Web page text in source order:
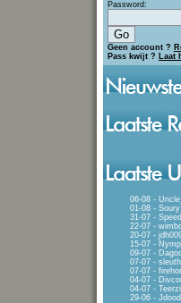
Password:
Geen account ?
Pass kwijt ? Laat
06-08 -
01-08 - Soury
31-07 -
22-07 -
20-07 -
15-07 -
09-07 -
07-07 -
07-07 -
04-07 -
04-07 -
29-06 - Jdood